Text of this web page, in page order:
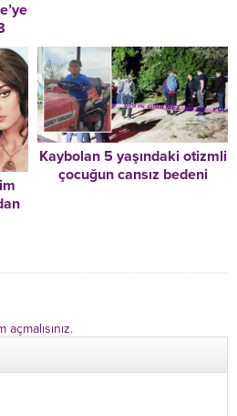
Kaybolan 5 yaşındaki otizmli
çocuğun cansız bedeni
açmalısınız.